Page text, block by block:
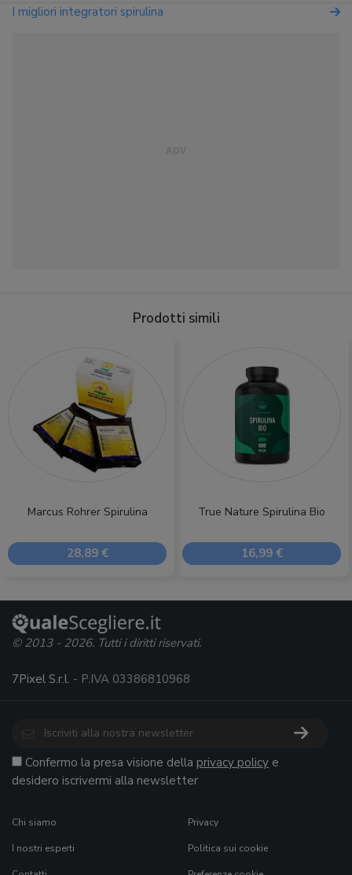
I migliori integratori spirulina
Prodotti simili
Marcus Rohrer Spirulina
28,89 €
True Nature Spirulina Bio
16,99 €
© 2013 - 2026. Tutti i diritti riservati.
7Pixel S.r.l. - P.IVA 03386810968
Confermo la presa visione della privacy policy e
desidero iscrivermi alla newsletter
Chi siamo
I nostri esperti
Privacy
Politica sui cookie